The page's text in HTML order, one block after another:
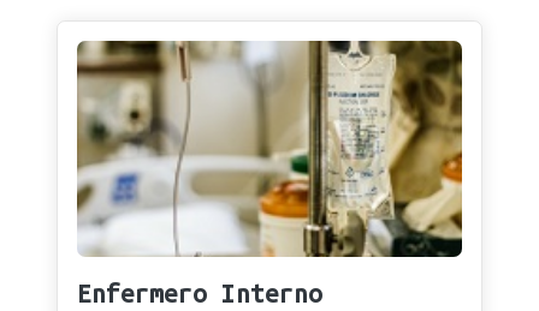
Enfermero Interno